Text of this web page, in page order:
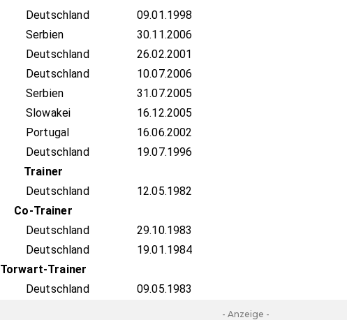
Deutschland
09.01.1998
Serbien
30.11.2006
Deutschland
26.02.2001
Deutschland
10.07.2006
Serbien
31.07.2005
Slowakei
16.12.2005
Portugal
16.06.2002
Deutschland
19.07.1996
Trainer
Deutschland
12.05.1982
Co-Trainer
Deutschland
29.10.1983
Deutschland
19.01.1984
Torwart-Trainer
Deutschland 09.05.1983
- Anzeige -